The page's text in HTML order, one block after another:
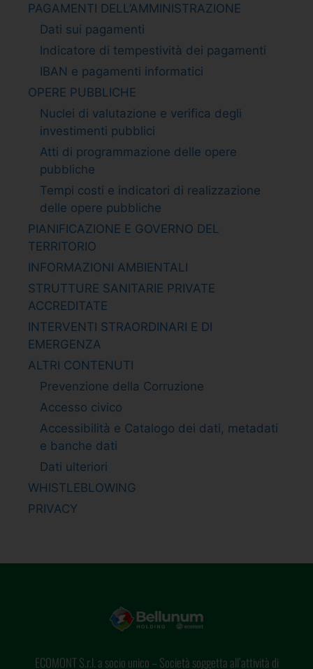
PAGAMENTI DELL’AMMINISTRAZIONE
Dati sui pagamenti
Indicatore di tempestività dei pagamenti
IBAN e pagamenti informatici
OPERE PUBBLICHE
Nuclei di valutazione e verifica degli
investimenti pubblici
Atti di programmazione delle opere
pubbliche
Tempi costi e indicatori di realizzazione
delle opere pubbliche
PIANIFICAZIONE E GOVERNO DEL
TERRITORIO
INFORMAZIONI AMBIENTALI
STRUTTURE SANITARIE PRIVATE
ACCREDITATE
INTERVENTI STRAORDINARI E DI
EMERGENZA
ALTRI CONTENUTI
Prevenzione della Corruzione
Accesso civico
Accessibilità e Catalogo dei dati, metadati
e banche dati
Dati ulteriori
WHISTLEBLOWING
PRIVACY
ECOMONT S.r.l. a socio unico – Società soggetta all’attività di